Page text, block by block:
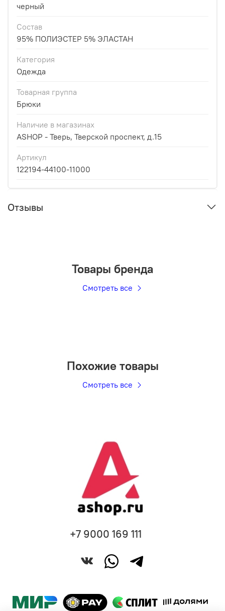
черный
Состав
95% ПОЛИЭСТЕР 5% ЭЛАСТАН
Категория
Одежда
Товарная группа
Брюки
Наличие в магазинах
ASHOP - Тверь, Тверской проспект, д.15
Артикул
122194-44100-11000
Отзывы
Товары бренда
Смотреть все
Похожие товары
Смотреть все
+7 9000 169 111